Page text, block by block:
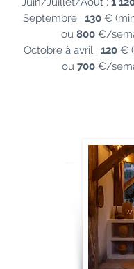
Septembre : 130€
ou 800 €/
Octobre à avril : 120€
ou 700€/